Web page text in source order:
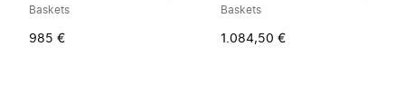
Baskets
985 €
Baskets
1.084,50 €